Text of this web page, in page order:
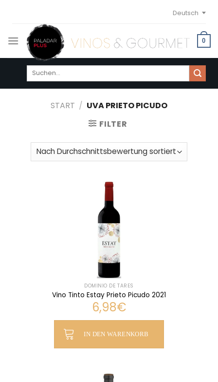
content
Deutsch
0
Suchen
START / UVA PRIETO PICUDO
FILTER
DOMINIO DE TARES
Vino Tinto Estay Prieto Picudo 2021
6,98€
IN DEN WARENKORB